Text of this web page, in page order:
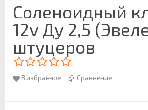
Соленоидный
12v Ду 2,5
штуцеров
В избранное Сравнение